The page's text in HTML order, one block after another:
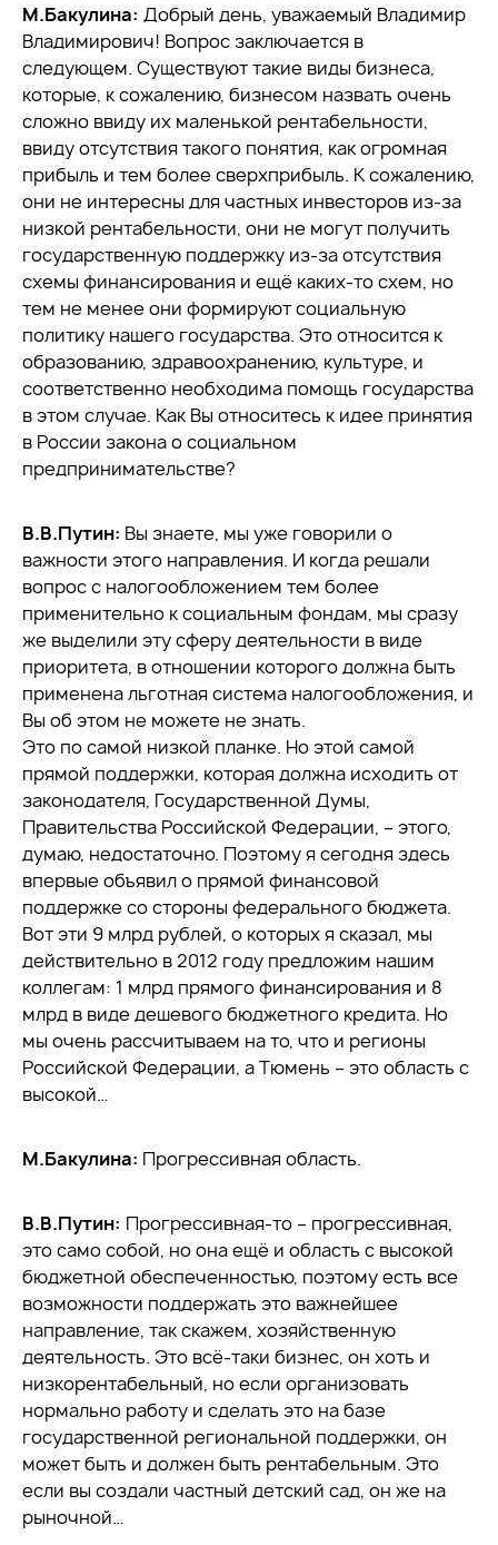
М.Бакулина: Добрый день, уважаемый Владимир
Владимирович! Вопрос заключается в
следующем. Существуют такие виды бизнеса,
которые, к сожалению, бизнесом назвать очень
сложно ввиду их маленькой рентабельности,
ввиду отсутствия такого понятия, как огромная
прибыль и тем более сверхприбыль. К сожалению,
они не интересны для частных инвесторов из-за
низкой рентабельности, они не могут получить
государственную поддержку из-за отсутствия
схемы финансирования и ещё каких-то схем, но
тем не менее они формируют социальную
политику нашего государства. Это относится к
образованию, здравоохранению, культуре, и
соответственно необходима помощь государства
в этом случае. Как Вы относитесь к идее принятия
в России закона о социальном
предпринимательстве?
В.В.Путин: Вы знаете, мы уже говорили о
важности этого направления. И когда решали
вопрос с налогообложением тем более
применительно к социальным фондам, мы сразу
же выделили эту сферу деятельности в виде
приоритета, в отношении которого должна быть
применена льготная система налогообложения, и
Вы об этом не можете не знать.
Это по самой низкой планке. Но этой самой
прямой поддержки, которая должна исходить от
законодателя, Государственной Думы,
Правительства Российской Федерации, – этого,
думаю, недостаточно. Поэтому я сегодня здесь
впервые объявил о прямой финансовой
поддержке со стороны федерального бюджета.
Вот эти 9 млрд рублей, о которых я сказал, мы
действительно в 2012 году предложим нашим
коллегам: 1 млрд прямого финансирования и 8
млрд в виде дешевого бюджетного кредита. Но
мы очень рассчитываем на то, что и регионы
Российской Федерации, а Тюмень – это область с
высокой…
М.Бакулина: Прогрессивная область.
В.В.Путин: Прогрессивная-то – прогрессивная,
это само собой, но она ещё и область с высокой
бюджетной обеспеченностью, поэтому есть все
возможности поддержать это важнейшее
направление, так скажем, хозяйственную
деятельность. Это всё-таки бизнес, он хоть и
низкорентабельный, но если организовать
нормально работу и сделать это на базе
государственной региональной поддержки, он
может быть и должен быть рентабельным. Это
если вы создали частный детский сад, он же на
рыночной…